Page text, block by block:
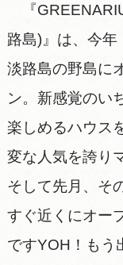
『
路島)』は、今年
淡路島の野島に
ン。新感覚のい
楽しめるハウス
変な人気を誇り
そして先月、そ
すぐ近くにオー
ですYOH！もう